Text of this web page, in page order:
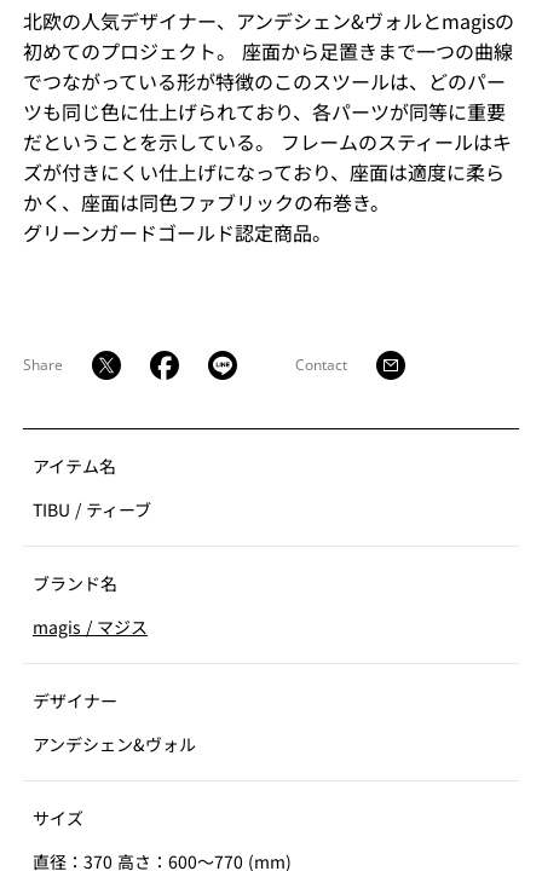
北欧の人気デザイナー、アンデシェン&ヴォルとmagisの
初めてのプロジェクト。 座面から足置きまで一つの曲線
でつながっている形が特徴のこのスツールは、どのパー
ツも同じ色に仕上げられており、各パーツが同等に重要
だということを示している。 フレームのスティールはキ
ズが付きにくい仕上げになっており、座面は適度に柔ら
かく、座面は同色ファブリックの布巻き。
グリーンガードゴールド認定商品。
Share Contact
アイテム名
TIBU / ティーブ
ブランド名
magis / マジス
デザイナー
アンデシェン&ヴォル
サイズ
直径：370 高さ：600～770 (mm)